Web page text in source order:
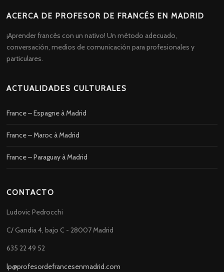
ACERCA DE PROFESOR DE FRANCÉS EN MADRID
¡Aprender francés con un nativo! Un método adecuado,
conversación, medios de comunicación para profesionales y
particulares.
ACTUALIDADES CULTURALES
France – Espagne à Madrid
France – Maroc à Madrid
France – Paraguay à Madrid
CONTACTO
Ludovic Pedrocchi
C/ Gandia 4, bajo C - 28007 Madrid
635 22 49 52
lp@profesordefrancesenmadrid.com